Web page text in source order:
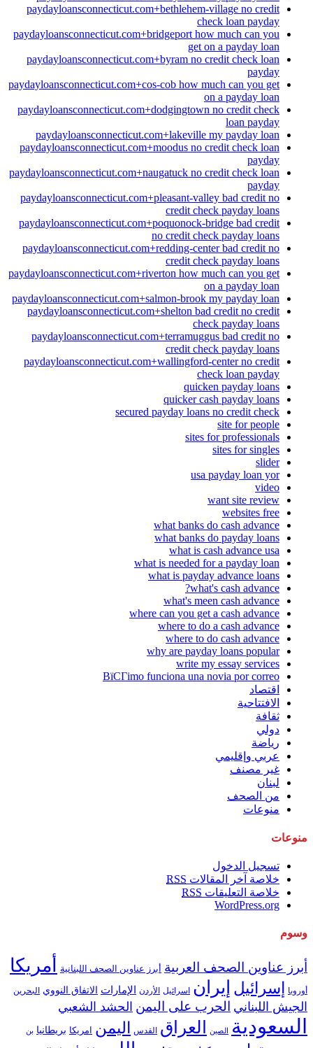
paydayloansconnecticut.com+bethlehem-village no credit
check loan payday
paydayloansconnecticut.com+bridgeport how much can you
get on a payday loan
paydayloansconnecticut.com+byram no credit check loan
payday
paydayloansconnecticut.com+cos-cob how much can you get
on a payday loan
paydayloansconnecticut.com+dodgingtown no credit check
loan payday
paydayloansconnecticut.com+lakeville my payday loan
paydayloansconnecticut.com+moodus no credit check loan
payday
paydayloansconnecticut.com+naugatuck no credit check loan
payday
paydayloansconnecticut.com+pleasant-valley bad credit no
credit check payday loans
paydayloansconnecticut.com+poquonock-bridge bad credit
no credit check payday loans
paydayloansconnecticut.com+redding-center bad credit no
credit check payday loans
paydayloansconnecticut.com+riverton how much can you get
on a payday loan
paydayloansconnecticut.com+salmon-brook my payday loan
paydayloansconnecticut.com+shelton bad credit no credit
check payday loans
paydayloansconnecticut.com+terramuggus bad credit no
credit check payday loans
paydayloansconnecticut.com+wallingford-center no credit
check loan payday
quicken payday loans
quicker cash payday loans
secured payday loans no credit check
site for people
sites for professionals
sites for singles
slider
usa payday loan yor
video
want site review
websites free
what banks do cash advance
what banks do payday loans
what is cash advance usa
what is needed for a payday loan
what is payday advance loans
what's cash advance?
what's meen cash advance
where can you get a cash advance
where to do a cash advance
where to do cash advance
why are payday loans popular
write my essay services
ВїCГіmo funciona una novia por correo
اقتصاد
الافتتاحية
ثقافة
دولي
رياضة
عربي وإقليمي
غير مصنف
لبنان
من الصحف
منوعات
منوعات
تسجيل الدخول
خلاصة آخر المقالات RSS
خلاصة التعليقات RSS
WordPress.org
وسوم
أبرز عناوين الصحف العربية أبرز عناوين الصحف اللبنانية أمريكا
أوروبا إسرائيل إيران اسرائيل الأردن الإمارات الاتفاق النووي البحرين
الجيش اللبناني الحرب على اليمن الحشد الشعبي
السعودية الصين العراق القدس اليمن امريكا بريطانيا بن